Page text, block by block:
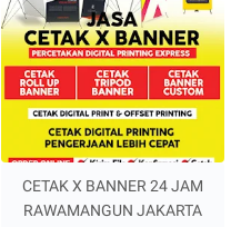
CETAK X BANNER 24 JAM
RAWAMANGUN JAKARTA